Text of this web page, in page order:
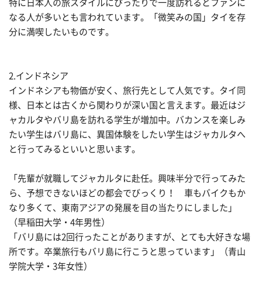
特に日本人の旅スタイルにぴったりで一度訪れるとファンに
なる人が多いとも言われています。「微笑みの国」タイを存
分に満喫したいものです。
2.インドネシア
インドネシアも物価が安く、旅行先として人気です。タイ同
様、日本とは古くから関わりが深い国と言えます。最近はジ
ャカルタやバリ島を訪れる学生が増加中。バカンスを楽しみ
たい学生はバリ島に、異国体験をしたい学生はジャカルタへ
と行ってみるといいと思います。
「先輩が就職してジャカルタに赴任。興味半分で行ってみた
ら、予想できないほどの都会でびっくり！ 車もバイクもか
なり多くて、東南アジアの発展を目の当たりにしました」
（早稲田大学・4年男性）
「バリ島には2回行ったことがありますが、とても大好きな場
所です。卒業旅行もバリ島に行こうと思っています」（青山
学院大学・3年女性）